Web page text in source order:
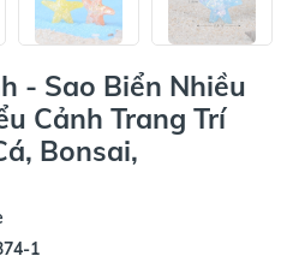
- Sao Biển Nhiều
Cảnh Trang Trí
Bonsai,
1